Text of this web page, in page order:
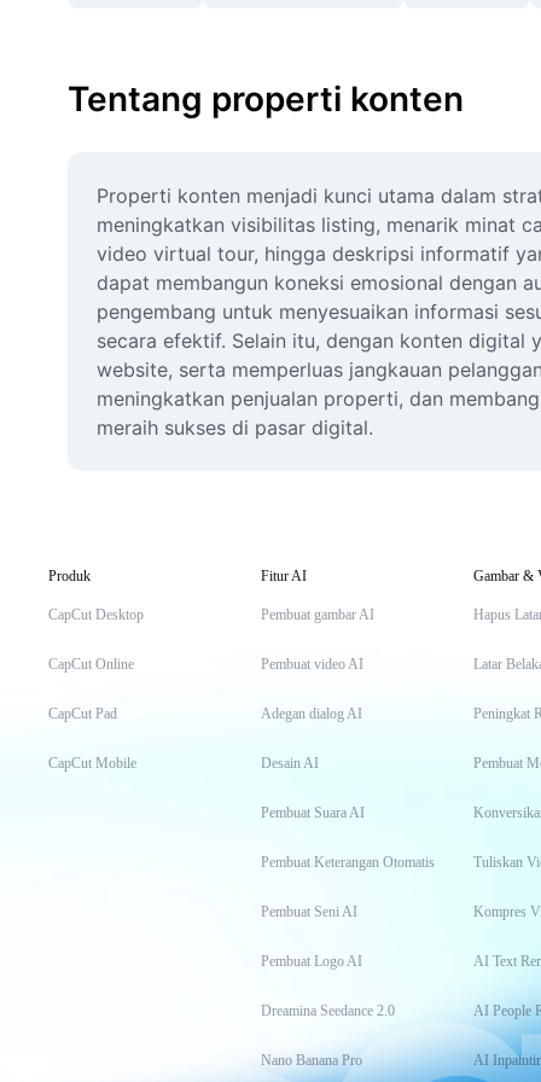
Tentang properti konten
Properti konten menjadi kunci utama dalam
meningkatkan visibilitas listing, menarik minat
video virtual tour, hingga deskripsi informatif
dapat membangun koneksi emosional dengan
pengembang untuk menyesuaikan informasi
secara efektif. Selain itu, dengan konten digital
website, serta memperluas jangkauan
meningkatkan penjualan properti, dan
meraih sukses di pasar digital.
Produk
CapCut Desktop
CapCut Online
CapCut Pad
CapCut Mobile
Fitur AI
Pembuat gambar AI
Pembuat video AI
Adegan dialog AI
Desain AI
Pembuat Suara AI
Pembuat Keterangan Otomatis
Pembuat Seni AI
Pembuat Logo AI
Dreamina Seedance 2.0
Nano Banana Pro
Gambar &
Hapus
Latar
Peningkat
Pembuat
Tuliskan
Kompres
AI Text
AI People
AI